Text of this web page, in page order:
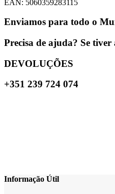
EAN: 5060359283115
Enviamos para todo o
Precisa de ajuda? Se
DEVOLUÇÕES
+351 239 724 074
Informação Útil